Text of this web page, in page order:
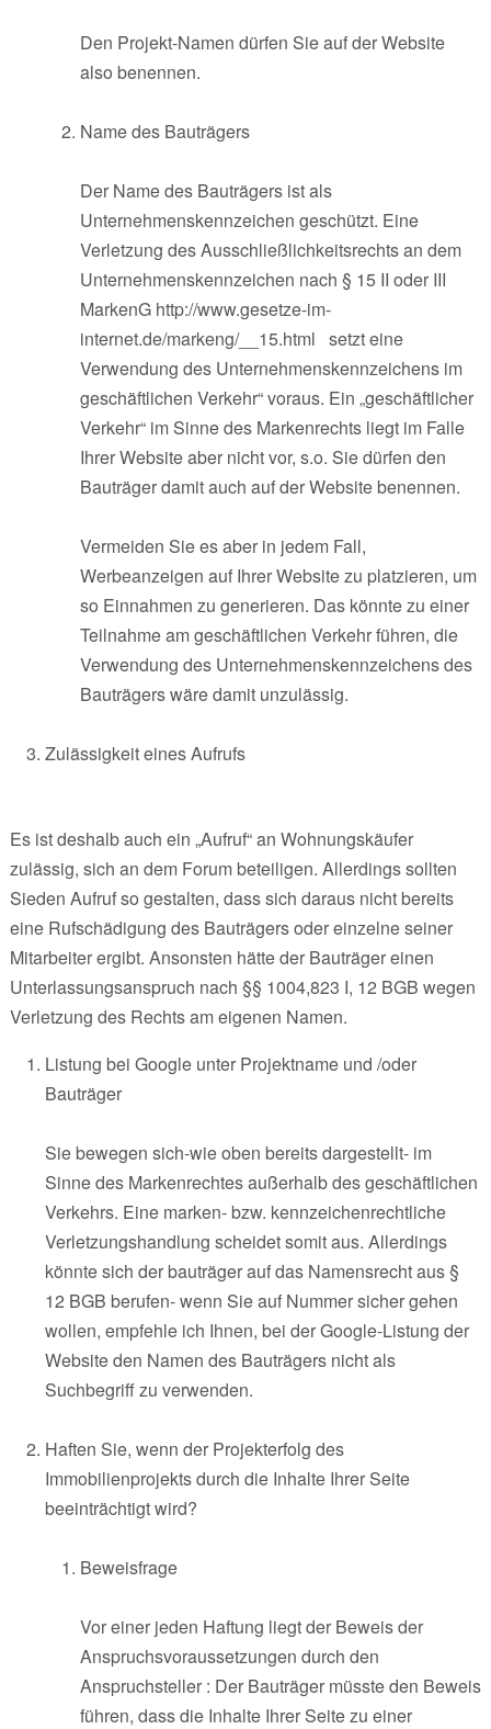
Den Projekt-Namen dürfen Sie auf der Website
also benennen.
Name des Bauträgers
Der Name des Bauträgers ist als
Unternehmenskennzeichen geschützt. Eine
Verletzung des Ausschließlichkeitsrechts an dem
Unternehmenskennzeichen nach § 15 II oder III
MarkenG http://www.gesetze-im-
internet.de/markeng/__15.html setzt eine
Verwendung des Unternehmenskennzeichens im
geschäftlichen Verkehr“ voraus. Ein „geschäftlicher
Verkehr“ im Sinne des Markenrechts liegt im Falle
Ihrer Website aber nicht vor, s.o. Sie dürfen den
Bauträger damit auch auf der Website benennen.
Vermeiden Sie es aber in jedem Fall,
Werbeanzeigen auf Ihrer Website zu platzieren, um
so Einnahmen zu generieren. Das könnte zu einer
Teilnahme am geschäftlichen Verkehr führen, die
Verwendung des Unternehmenskennzeichens des
Bauträgers wäre damit unzulässig.
Zulässigkeit eines Aufrufs
Es ist deshalb auch ein „Aufruf“ an Wohnungskäufer
zulässig, sich an dem Forum beteiligen. Allerdings sollten
Sieden Aufruf so gestalten, dass sich daraus nicht bereits
eine Rufschädigung des Bauträgers oder einzelne seiner
Mitarbeiter ergibt. Ansonsten hätte der Bauträger einen
Unterlassungsanspruch nach §§ 1004,823 I, 12 BGB wegen
Verletzung des Rechts am eigenen Namen.
Listung bei Google unter Projektname und /oder
Bauträger
Sie bewegen sich-wie oben bereits dargestellt- im
Sinne des Markenrechtes außerhalb des geschäftlichen
Verkehrs. Eine marken- bzw. kennzeichenrechtliche
Verletzungshandlung scheidet somit aus. Allerdings
könnte sich der bauträger auf das Namensrecht aus §
12 BGB berufen- wenn Sie auf Nummer sicher gehen
wollen, empfehle ich Ihnen, bei der Google-Listung der
Website den Namen des Bauträgers nicht als
Suchbegriff zu verwenden.
Haften Sie, wenn der Projekterfolg des
Immobilienprojekts durch die Inhalte Ihrer Seite
beeinträchtigt wird?
Beweisfrage
Vor einer jeden Haftung liegt der Beweis der
Anspruchsvoraussetzungen durch den
Anspruchsteller : Der Bauträger müsste den Beweis
führen, dass die Inhalte Ihrer Seite zu einer